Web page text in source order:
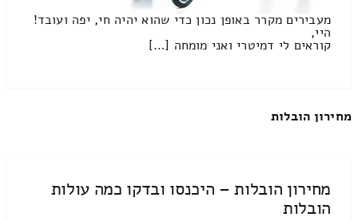
מעבירים מקרר באופן נכון כדי שהוא יהיה חי, יפה ועובד!
היי,
קוראים לי דמיטרי ואני מומחה […]
מחירון הובלות
מחירון הובלות – היכנסו ובדקו כמה עולות
הובלות